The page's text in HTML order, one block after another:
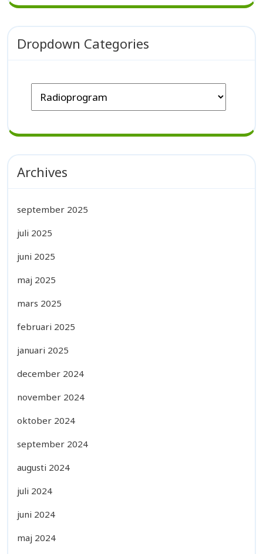
Dropdown Categories
Archives
september 2025
juli 2025
juni 2025
maj 2025
mars 2025
februari 2025
januari 2025
december 2024
november 2024
oktober 2024
september 2024
augusti 2024
juli 2024
juni 2024
maj 2024